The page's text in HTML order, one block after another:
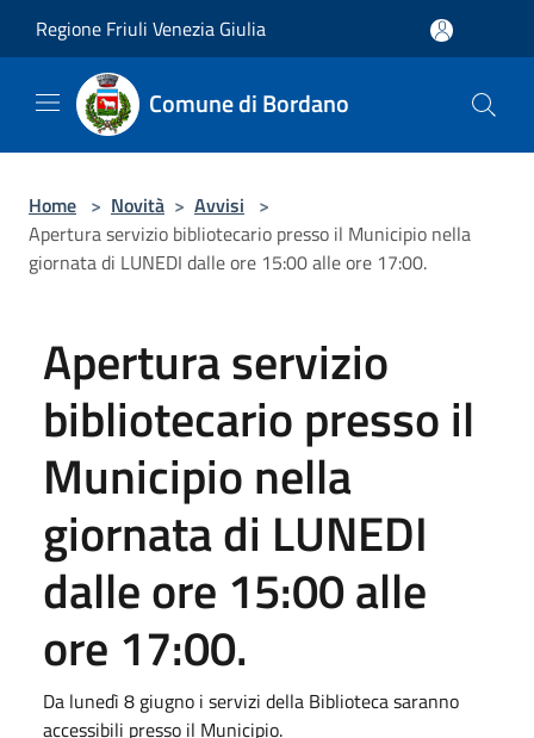
Regione Friuli Venezia Giulia
Comune di Bordano
Home > Novità > Avvisi >
Apertura servizio bibliotecario presso il Municipio nella
giornata di LUNEDI dalle ore 15:00 alle ore 17:00.
Apertura servizio
bibliotecario presso il
Municipio nella
giornata di LUNEDI
dalle ore 15:00 alle
ore 17:00.
Da lunedì 8 giugno i servizi della Biblioteca saranno
accessibili presso il Municipio.